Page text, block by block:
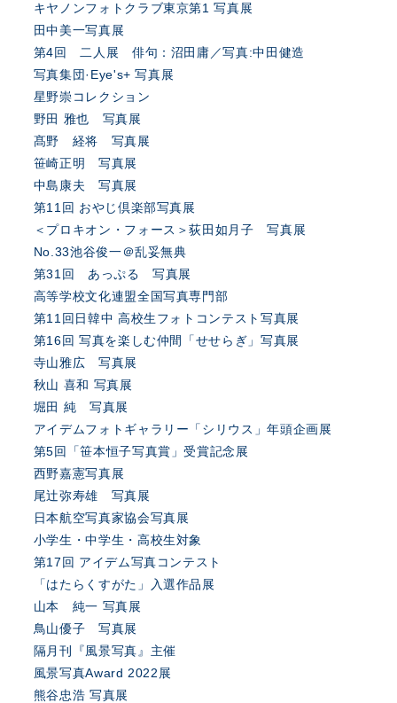
キヤノンフォトクラブ東京第1 写真展
田中美一写真展
第4回 二人展 俳句：沼田庸／写真:中田健造
写真集団·Eye's+ 写真展
星野崇コレクション
野田 雅也 写真展
髙野 経将 写真展
笹崎正明 写真展
中島康夫 写真展
第11回 おやじ倶楽部写真展
＜プロキオン・フォース＞荻田如月子 写真展
No.33池谷俊一＠乱妥無典
第31回 あっぷる 写真展
高等学校文化連盟全国写真専門部
第11回日韓中 高校生フォトコンテスト写真展
第16回 写真を楽しむ仲間「せせらぎ」写真展
寺山雅広 写真展
秋山 喜和 写真展
堀田 純 写真展
アイデムフォトギャラリー「シリウス」年頭企画展
第5回「笹本恒子写真賞」受賞記念展
西野嘉憲写真展
尾辻弥寿雄 写真展
日本航空写真家協会写真展
小学生・中学生・高校生対象
第17回 アイデム写真コンテスト
「はたらくすがた」入選作品展
山本 純一 写真展
鳥山優子 写真展
隔月刊『風景写真』主催
風景写真Award 2022展
熊谷忠浩 写真展